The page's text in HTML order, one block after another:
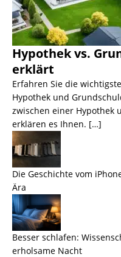
Hypothek vs.
erklärt
Erfahren Sie die
Hypothek und
zwischen einer Hypothek
erklären es Ihnen. […]
Die Geschichte vom
Ära
Besser schlafen:
erholsame Nacht